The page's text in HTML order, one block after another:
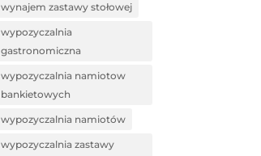
wynajem zastawy stołowej
wypozyczalnia
gastronomiczna
wypozyczalnia namiotow
bankietowych
wypozyczalnia namiotów
wypozyczalnia zastawy